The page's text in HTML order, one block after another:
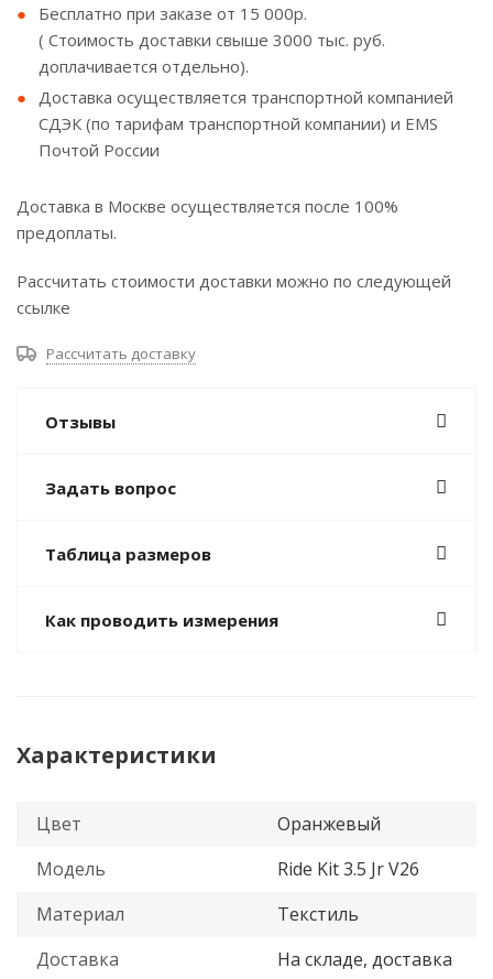
Бесплатно при заказе от 15 000р.
( Стоимость доставки свыше 3000 тыс. руб.
доплачивается отдельно).
Доставка осуществляется транспортной компанией
СДЭК (по тарифам транспортной компании) и EMS
Почтой России
Доставка в Москве осуществляется после 100%
предоплаты.
Рассчитать стоимости доставки можно по следующей
ссылке
Рассчитать доставку
Отзывы
Задать вопрос
Таблица размеров
Как проводить измерения
Характеристики
Цвет
Оранжевый
Модель
Ride Kit 3.5 Jr V26
Материал
Текстиль
Доставка
На складе, доставка